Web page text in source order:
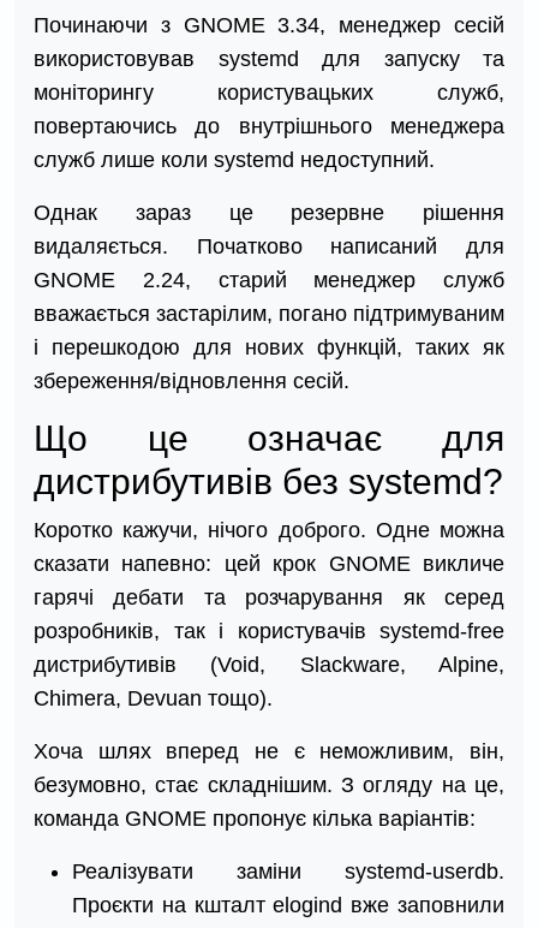
Починаючи з GNOME 3.34, менеджер сесій
використовував systemd для запуску та
моніторингу користувацьких служб,
повертаючись до внутрішнього менеджера
служб лише коли systemd недоступний.
Однак зараз це резервне рішення
видаляється. Початково написаний для
GNOME 2.24, старий менеджер служб
вважається застарілим, погано підтримуваним
і перешкодою для нових функцій, таких як
збереження/відновлення сесій.
Що це означає для
дистрибутивів без systemd?
Коротко кажучи, нічого доброго. Одне можна
сказати напевно: цей крок GNOME викличе
гарячі дебати та розчарування як серед
розробників, так і користувачів systemd-free
дистрибутивів (Void, Slackware, Alpine,
Chimera, Devuan тощо).
Хоча шлях вперед не є неможливим, він,
безумовно, стає складнішим. З огляду на це,
команда GNOME пропонує кілька варіантів:
Реалізувати заміни systemd-userdb.
Проєкти на кшталт elogind вже заповнили